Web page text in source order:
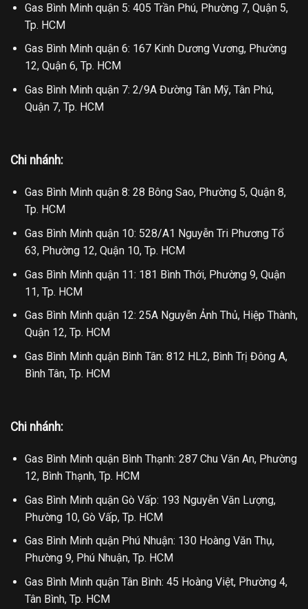
Gas Bình Minh quận 5: 405 Trần Phú, Phường 7, Quận 5,
Tp. HCM
Gas Bình Minh quận 6: 167 Kinh Dương Vương, Phường
12, Quận 6, Tp. HCM
Gas Bình Minh quận 7: 2/9A Đường Tân Mỹ, Tân Phú,
Quận 7, Tp. HCM
Chi nhánh:
Gas Bình Minh quận 8: 28 Bông Sao, Phường 5, Quận 8,
Tp. HCM
Gas Bình Minh quận 10: 528/A1 Nguyễn Tri Phương Tổ
63, Phường 12, Quận 10, Tp. HCM
Gas Bình Minh quận 11: 181 Bình Thới, Phường 9, Quận
11, Tp. HCM
Gas Bình Minh quận 12: 25A Nguyễn Ảnh Thủ, Hiệp Thành,
Quận 12, Tp. HCM
Gas Bình Minh quận Bình Tân: 812 HL2, Bình Trị Đông A,
Bình Tân, Tp. HCM
Chi nhánh:
Gas Bình Minh quận Bình Thạnh: 287 Chu Văn An, Phường
12, Bình Thạnh, Tp. HCM
Gas Bình Minh quận Gò Vấp: 193 Nguyễn Văn Lượng,
Phường 10, Gò Vấp, Tp. HCM
Gas Bình Minh quận Phú Nhuận: 130 Hoàng Văn Thụ,
Phường 9, Phú Nhuận, Tp. HCM
Gas Bình Minh quận Tân Bình: 45 Hoàng Việt, Phường 4,
Tân Bình, Tp. HCM